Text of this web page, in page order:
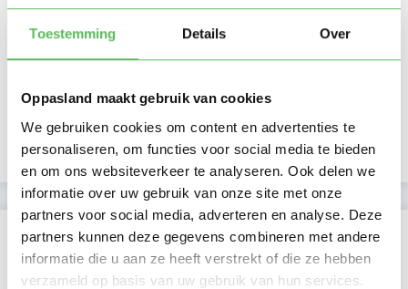
Toestemming Details Over
Oppasland maakt gebruik van cookies
We gebruiken cookies om content en advertenties te
personaliseren, om functies voor social media te bieden
en om ons websiteverkeer te analyseren. Ook delen we
informatie over uw gebruik van onze site met onze
partners voor social media, adverteren en analyse. Deze
partners kunnen deze gegevens combineren met andere
informatie die u aan ze heeft verstrekt of die ze hebben
verzameld op basis van uw gebruik van hun services.
Laatste activiteit 03-08-2026
Lid sinds
Profiel bijgewerkt 01-08-2026
Verificaties
E-mailadres is geverifieerd